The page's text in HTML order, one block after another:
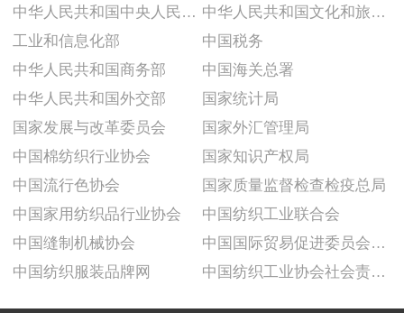
中华人民共和国中央人民政府
工业和信息化部
中华人民共和国商务部
中华人民共和国外交部
国家发展与改革委员会
中华人民共和国文化和旅游部
中国税务
中国海关总署
国家统计局
国家外汇管理局
中国棉纺织行业协会
中国流行色协会
中国家用纺织品行业协会
中国缝制机械协会
中国纺织服装品牌网
国家知识产权局
国家质量监督检查检疫总局
中国纺织工业联合会
中国国际贸易促进委员会纺织行业分会
中国纺织工业协会社会责任建设推广委员会